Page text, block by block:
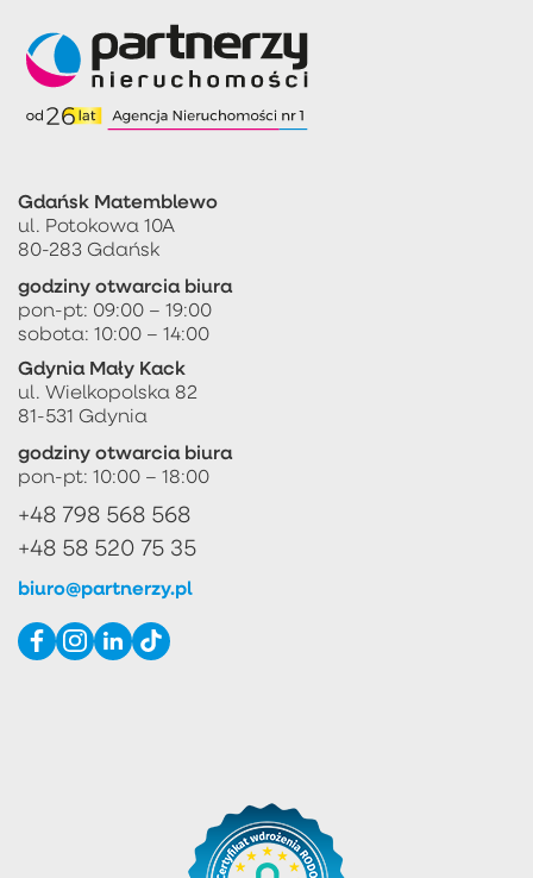
Gdańsk Matemblewo
ul. Potokowa 10A
80-283 Gdańsk
godziny otwarcia biura
pon-pt: 09:00 – 19:00
sobota: 10:00 – 14:00
Gdynia Mały Kack
ul. Wielkopolska 82
81-531 Gdynia
godziny otwarcia biura
pon-pt: 10:00 – 18:00
+48 798 568 568
+48 58 520 75 35
biuro@partnerzy.pl